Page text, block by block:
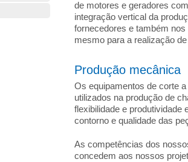
de motores e geradores
integração vertical da
fornecedores e também
mesmo para a realização
Produção mecânica
Os equipamentos de corte
utilizados na produção de
flexibilidade e produtividade
contorno e qualidade das
As competências dos
concedem aos nossos